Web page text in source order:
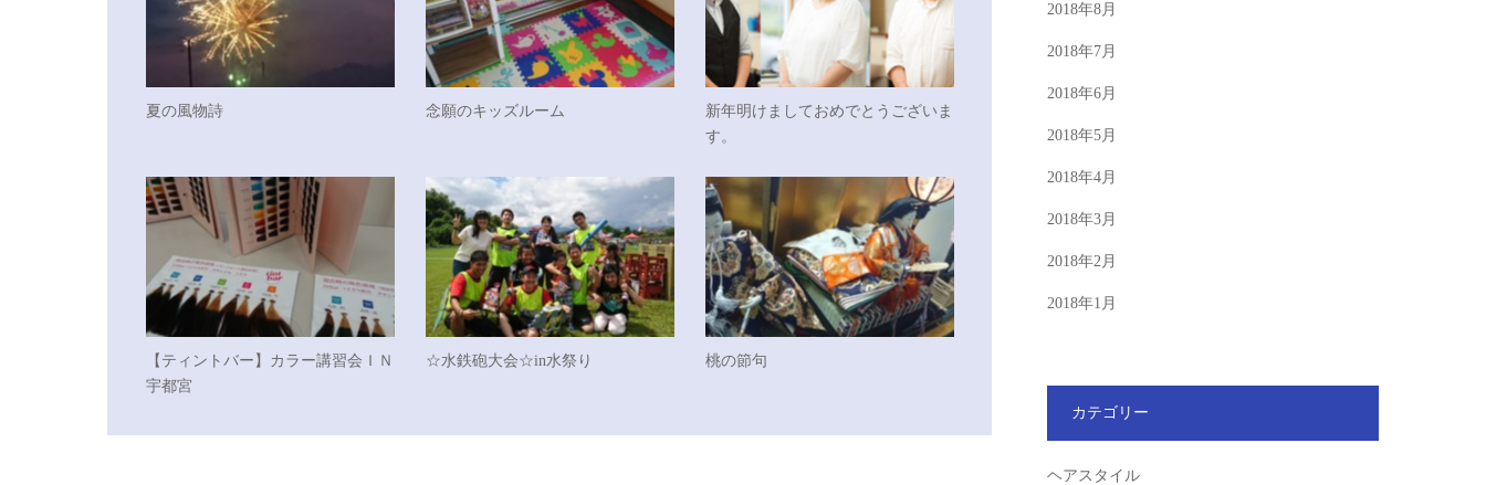
夏の風物詩 念願のキッズルーム
新年明けましておめでとうございま
す。
【ティントバー】カラー講習会ＩＮ
宇都宮
☆水鉄砲大会☆in水祭り 桃の節句
2018年8月
2018年7月
2018年6月
2018年5月
2018年4月
2018年3月
2018年2月
2018年1月
カテゴリー
ヘアスタイル